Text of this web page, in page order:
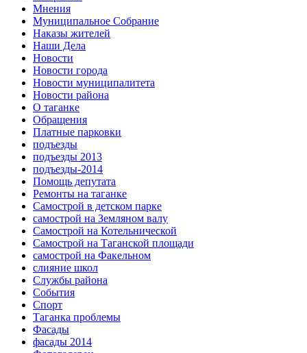
Мнения
Муниципальное Собрание
Наказы жителей
Наши Дела
Новости
Новости города
Новости муниципалитета
Новости района
О таганке
Обращения
Платные парковки
подъезды
подъезды 2013
подъезды-2014
Помощь депутата
Ремонты на таганке
Самострой в детском парке
самострой на Земляном валу
Самострой на Котельнической
Самострой на Таганской площади
самострой на Факельном
слияние школ
Службы района
События
Спорт
Таганка проблемы
Фасады
фасады 2014